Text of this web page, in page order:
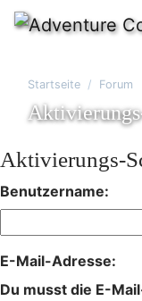
Startseite Forum
Aktivierungs-
Benutzername:
E-Mail-Adresse:
Du musst die E-